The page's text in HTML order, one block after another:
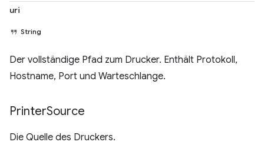
uri
String
Der vollständige Pfad zum Drucker. Enthält Protokoll,
Hostname, Port und Warteschlange.
PrinterSource
Die Quelle des Druckers.